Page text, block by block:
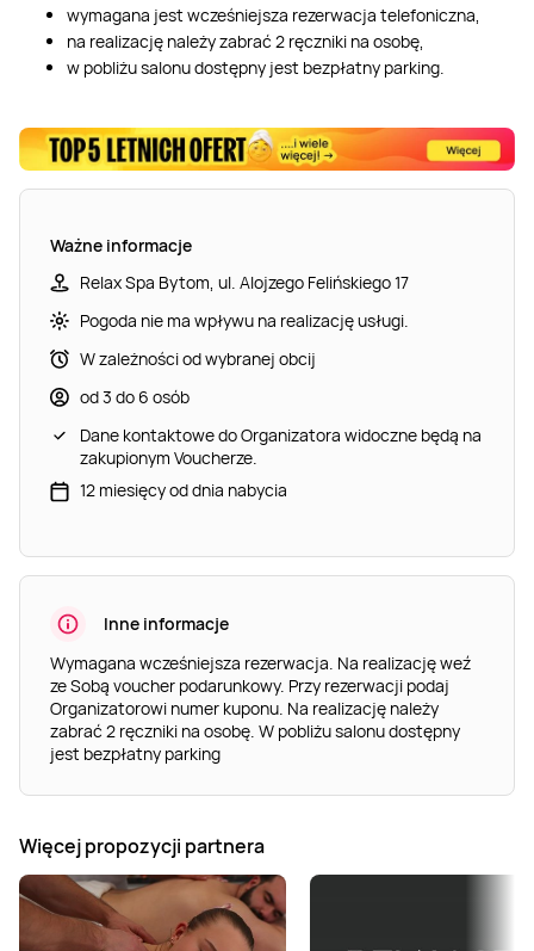
wymagana jest wcześniejsza rezerwacja telefoniczna,
na realizację należy zabrać 2 ręczniki na osobę,
w pobliżu salonu dostępny jest bezpłatny parking.
Ważne informacje
Relax Spa Bytom, ul. Alojzego Felińskiego 17
Pogoda nie ma wpływu na realizację usługi.
W zależności od wybranej obcij
od 3 do 6 osób
Dane kontaktowe do Organizatora widoczne będą na
zakupionym Voucherze.
12 miesięcy od dnia nabycia
Inne informacje
Wymagana wcześniejsza rezerwacja. Na realizację weź
ze Sobą voucher podarunkowy. Przy rezerwacji podaj
Organizatorowi numer kuponu. Na realizację należy
zabrać 2 ręczniki na osobę. W pobliżu salonu dostępny
jest bezpłatny parking
Więcej propozycji partnera